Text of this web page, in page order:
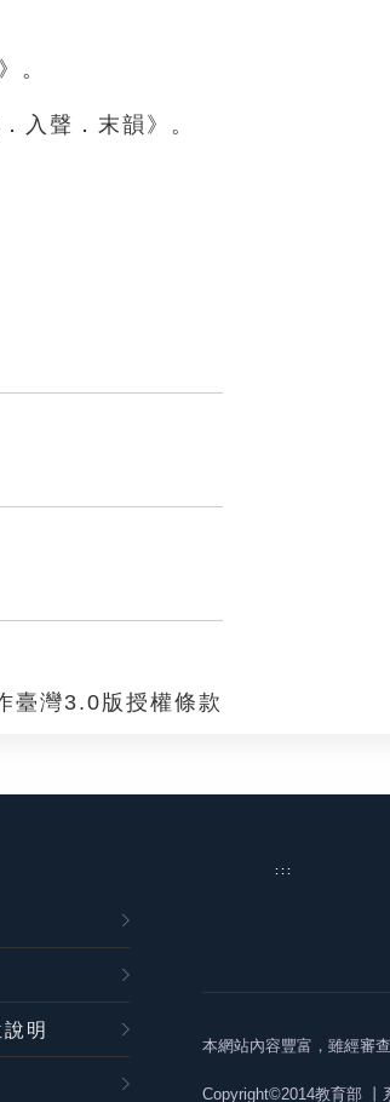
。
入聲．末韻》。
臺灣3.0版授權條款
:::
明
本網站內容豐富，雖經審
Copyright©2014教育部